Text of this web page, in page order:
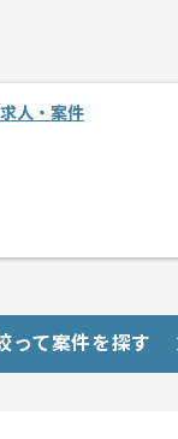
人・案件
って案件を探す